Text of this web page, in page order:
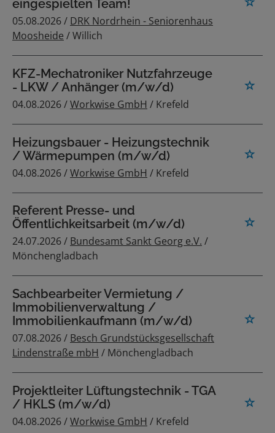
eingespielten Team!
05.08.2026 / DRK Nordrhein - Seniorenhaus
Moosheide / Willich
KFZ-Mechatroniker Nutzfahrzeuge
- LKW / Anhänger (m/w/d)
04.08.2026 /Workwise GmbH / Krefeld
Heizungsbauer - Heizungstechnik
/ Wärmepumpen (m/w/d)
04.08.2026 /Workwise GmbH / Krefeld
Referent Presse- und
Öffentlichkeitsarbeit (m/w/d)
24.07.2026 / Bundesamt Sankt Georg e.V. /
Mönchengladbach
Sachbearbeiter Vermietung /
Immobilienverwaltung /
Immobilienkaufmann (m/w/d)
07.08.2026 / Besch Grundstücksgesellschaft
Lindenstraße mbH / Mönchengladbach
Projektleiter Lüftungstechnik - TGA
/ HKLS (m/w/d)
04.08.2026 /Workwise GmbH / Krefeld